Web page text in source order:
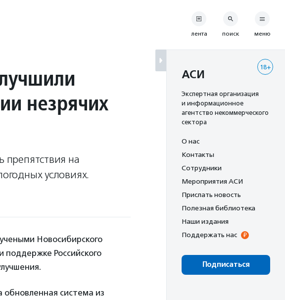
незрячих
препятствия на
условиях.
Новосибирского
поддержке Российского
обновленная система из
лента поиск меню
18+
АСИ
Экспертная организация
и информационное
агентство некоммерческого
сектора
О нас
Контакты
Сотрудники
Мероприятия АСИ
Прислать новость
Полезная библиотека
Наши издания
Поддержать нас
Подписаться